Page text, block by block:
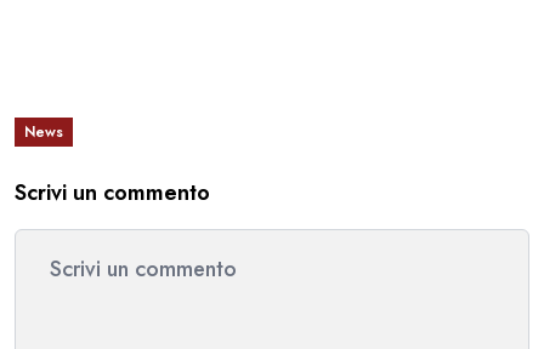
News
Scrivi un commento